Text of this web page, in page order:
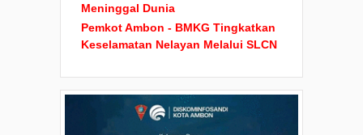
Meninggal Dunia
Pemkot Ambon - BMKG Tingkatkan
Keselamatan Nelayan Melalui SLCN